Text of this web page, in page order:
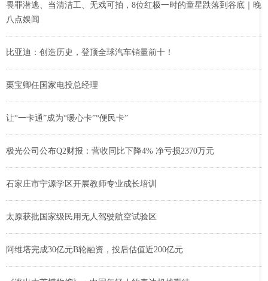
畏罪潜逃、当清洁工、无戏可拍，8位红极一时的童星跌落到谷底｜晚
八点娱闻
比亚迪：创造历史，登顶全球汽车销量前十！
栗宝卿任国家电投总经理
让“一卡通”成为“暖心卡”“便民卡”
极光公司公布Q2财报：营收同比下降4% 净亏损2370万元
石家庄市宁源学区开展教师专业成长培训
太原获批国家级民用无人驾驶航空试验区
阿维塔完成30亿元B轮融资，投后估值近200亿元